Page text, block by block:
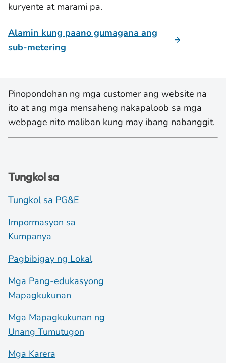
kuryente at marami pa.
Alamin kung paano gumagana ang
sub-metering
Pinopondohan ng mga customer ang website na
ito at ang mga mensaheng nakapaloob sa mga
webpage nito maliban kung may ibang nabanggit.
Tungkol sa
Tungkol sa PG&E
Impormasyon sa
Kumpanya
Pagbibigay ng Lokal
Mga Pang-edukasyong
Mapagkukunan
Mga Mapagkukunan ng
Unang Tumutugon
Mga Karera